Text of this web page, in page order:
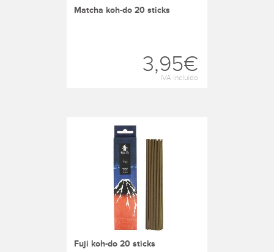
matcha koh-do 20 sticks
3,95€
IVA incluído
fuji koh-do 20 sticks